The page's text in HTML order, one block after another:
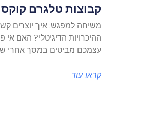
קבוצות טלגרם
משיחה למפגש: איך יוצרים
ההיכרויות הדיגיטלי? האם
עצמכם מביטים במסך אחרי
קראו עוד